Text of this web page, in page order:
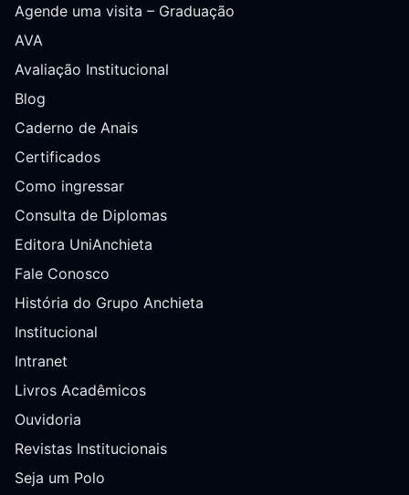
Agende uma visita – Graduação
AVA
Avaliação Institucional
Blog
Caderno de Anais
Certificados
Como ingressar
Consulta de Diplomas
Editora UniAnchieta
Fale Conosco
História do Grupo Anchieta
Institucional
Intranet
Livros Acadêmicos
Ouvidoria
Revistas Institucionais
Seja um Polo